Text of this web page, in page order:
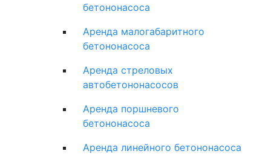
бетононасоса
Аренда малогабаритного
бетононасоса
Аренда стреловых
автобетононасосов
Аренда поршневого
бетононасоса
Аренда линейного бетононасоса